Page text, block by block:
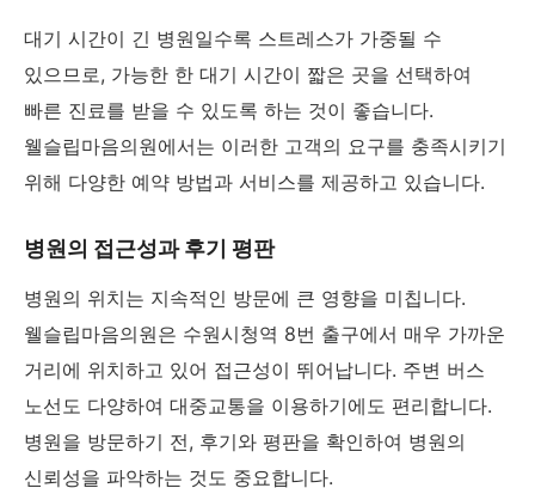
대기 시간이 긴 병원일수록 스트레스가 가중될 수
있으므로, 가능한 한 대기 시간이 짧은 곳을 선택하여
빠른 진료를 받을 수 있도록 하는 것이 좋습니다.
웰슬립마음의원에서는 이러한 고객의 요구를 충족시키기
위해 다양한 예약 방법과 서비스를 제공하고 있습니다.
병원의 접근성과 후기 평판
병원의 위치는 지속적인 방문에 큰 영향을 미칩니다.
웰슬립마음의원은 수원시청역 8번 출구에서 매우 가까운
거리에 위치하고 있어 접근성이 뛰어납니다. 주변 버스
노선도 다양하여 대중교통을 이용하기에도 편리합니다.
병원을 방문하기 전, 후기와 평판을 확인하여 병원의
신뢰성을 파악하는 것도 중요합니다.